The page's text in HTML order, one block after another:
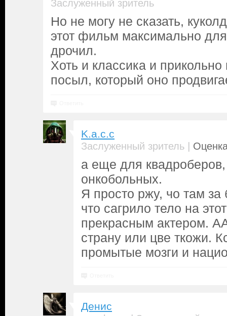
Заслуженный зритель
Но не могу не сказать,
этот фильм максимально
дрочил.
Хоть и классика и прикольно
посыл, который оно
K.a.c.c
Заслуженный зритель |
а еще для
онкобольных.
Я просто ржу, чо там за
что сагрило тело на
прекрасным актером.
страну или цве ткожи.
промытые мозги и
Денис